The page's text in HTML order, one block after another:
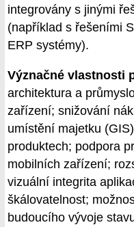
integrovány s jinými
(například s řešeními
ERP systémy).
Význačné vlastnosti
architektura a
zařízení; snižování
umístění majetku
produktech; podpora
mobilních zařízení;
vizuální integrita
škálovatelnost;
budoucího vývoje